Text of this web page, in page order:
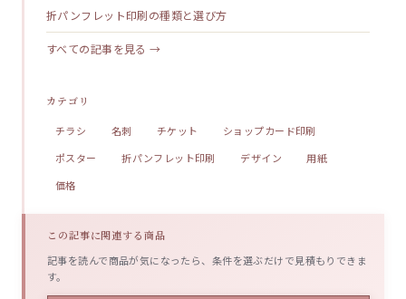
折パンフレット印刷の種類と選び方
すべての記事を見る →
カテゴリ
チラシ 名刺 チケット
ショップカード印刷
ポスター
折パンフレット印刷 デザイン
用紙
価格
この記事に関連する商品
記事を読んで商品が気になったら、条件を選ぶだけで見積もりできま
す。